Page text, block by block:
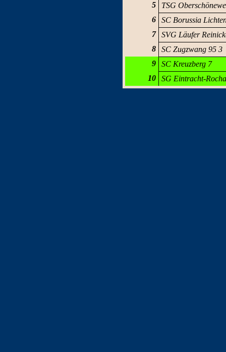
5
TSG
6
SC Borussia
7
SVG Läufer
8
SC Zugzwang 95 3
9
SC Kreuzberg 7
10
SG Eintracht-